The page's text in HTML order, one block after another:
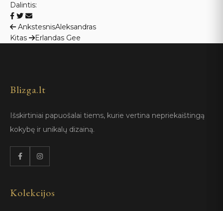
Dalintis:
Navigacija
tarp
AnkstesnisAleksandras
Kitas
Erlandas Gee
Blizga.lt
Išskirtiniai papuošalai tiems, kurie vertina nepriekaištingą
kokybę ir unikalų dizainą.
Kolekcijos